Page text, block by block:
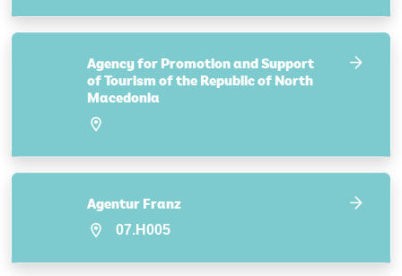
Agency for Promotion and Support
of Tourism of the Republic of North
Macedonia
Agentur Franz
07.H005